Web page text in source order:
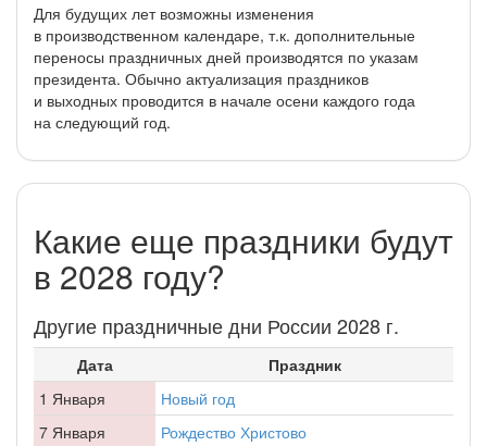
Для будущих лет возможны изменения
в производственном календаре, т.к. дополнительные
переносы праздничных дней производятся по указам
президента. Обычно актуализация праздников
и выходных проводится в начале осени каждого года
на следующий год.
Какие еще праздники будут
в 2028 году?
Другие праздничные дни России 2028 г.
Дата
Праздник
1 Января
Новый год
7 Января
Рождество Христово